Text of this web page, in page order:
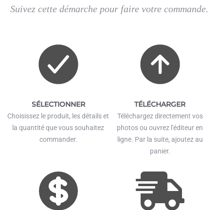
Suivez cette démarche pour faire votre commande.
SÉLECTIONNER
Choisissez le produit, les détails et
la quantité que vous souhaitez
commander.
TÉLÉCHARGER
Téléchargez directement vos
photos ou ouvrez l'éditeur en
ligne. Par la suite, ajoutez au
panier.